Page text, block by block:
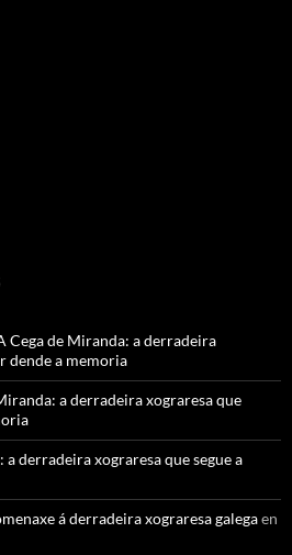
Cega de Miranda: a derradeira
dende a memoria
a derradeira xograresa que
a derradeira xograresa que segue a
á derradeira xograresa galegaen